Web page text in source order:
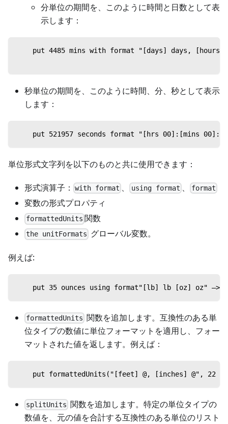
分単位の期間を、このように時間と日数として表
示します：
put 4485 mins with format "[days] days, [hours]
秒単位の期間を、このように時間、分、秒として表示
します：
put 521957 seconds format "[hrs 00]:[mins
単位形式文字列を以下のものと共に使用できます：
形式演算子： with format 、 using format 、 format
変数の形式プロパティ
formattedUnits 関数
the unitFormats グローバル変数。
例えば:
put 35 ounces using format"[lb] lb [oz] oz" —>
formattedUnits 関数を追加します。互換性のある単
位タイプの数値に単位フォーマットを適用し、フォー
マットされた値を返します。例えば：
put formattedUnits("[feet] @, [inches] @", 22
splitUnits 関数を追加します。特定の単位タイプの
数値を、元の値を合計する互換性のある単位のリスト